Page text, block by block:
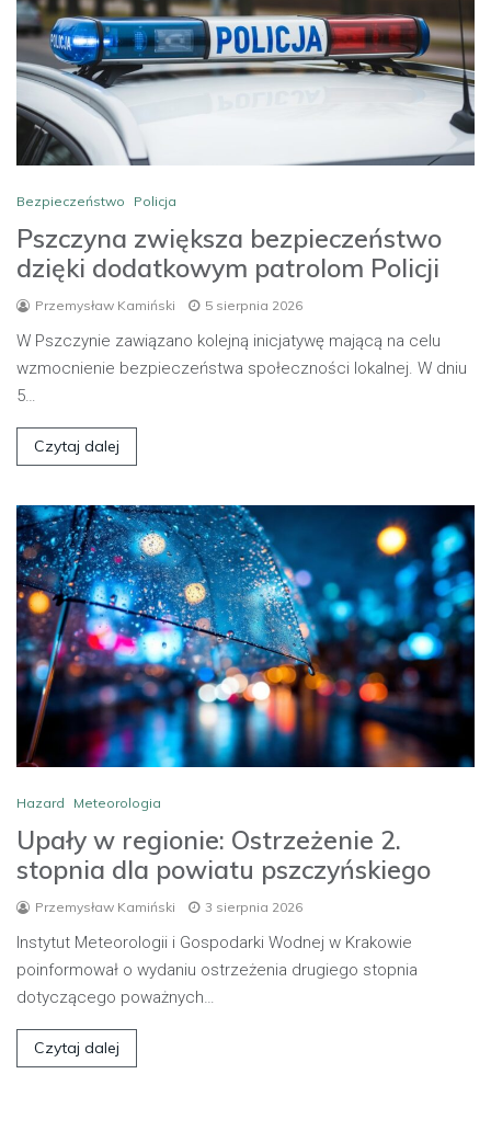
Bezpieczeństwo Policja
Pszczyna zwiększa bezpieczeństwo
dzięki dodatkowym patrolom Policji
Przemysław Kamiński 5 sierpnia 2026
W Pszczynie zawiązano kolejną inicjatywę mającą na celu
wzmocnienie bezpieczeństwa społeczności lokalnej. W dniu
5…
Czytaj dalej
Hazard Meteorologia
Upały w regionie: Ostrzeżenie 2.
stopnia dla powiatu pszczyńskiego
Przemysław Kamiński 3 sierpnia 2026
Instytut Meteorologii i Gospodarki Wodnej w Krakowie
poinformował o wydaniu ostrzeżenia drugiego stopnia
dotyczącego poważnych…
Czytaj dalej